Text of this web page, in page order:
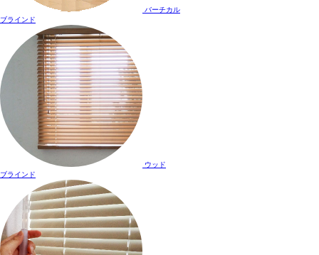
バーチカル
ブラインド
ウッド
ブラインド